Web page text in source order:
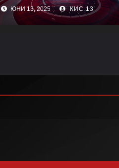
ЮНИ 13, 2025 КИС 13